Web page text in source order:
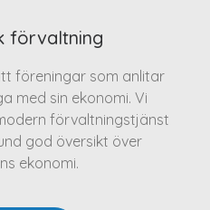
förvaltning
föreningar som anlitar
med sin ekonomi. Vi
förvaltningstjänst
god översikt över
ekonomi.